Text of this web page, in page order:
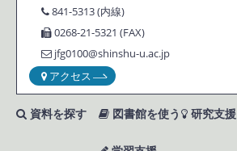
841-5313 (内線)
0268-21-5321 (FAX)
jfg0100@shinshu-u.ac.jp
アクセス
資料を探す 図書館を使う 研究支援